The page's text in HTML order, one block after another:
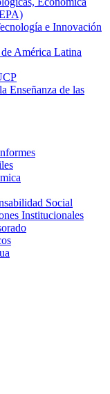
e Innovación
América Latina
Enseñanza de las
Social
Institucionales